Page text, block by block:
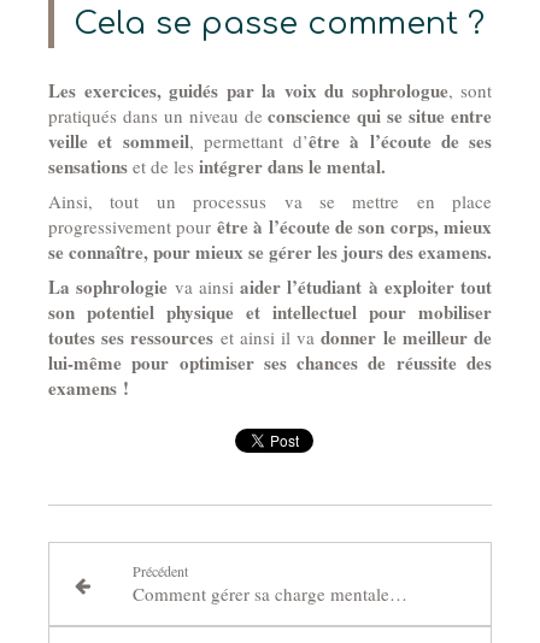
Cela se passe comment ?
Les exercices, guidés par la voix du sophrologue, sont
pratiqués dans un niveau deconscience qui se situe entre
veille et sommeil, permettant d’être à l’écoute de ses
sensations et de les intégrer dans le mental.
Ainsi, tout un processus va se mettre en place
progressivement pour être à l’écoute de son corps, mieux
se connaître, pour mieux se gérer les jours des examens.
La sophrologie va ainsi aider l’étudiant à exploiter tout
son potentiel physique et intellectuel pour mobiliser
toutes ses ressources et ainsi il va donner le meilleur de
lui-même pour optimiser ses chances de réussite des
examens !
Précédent
Comment gérer sa charge mentale avec la sophrologie